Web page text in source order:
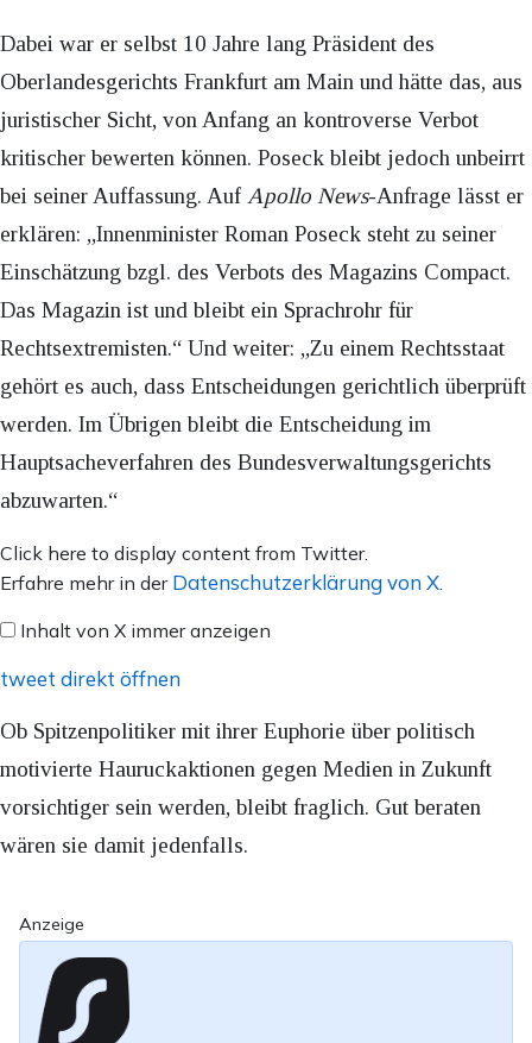
Dabei war er selbst 10 Jahre lang Präsident des
Oberlandesgerichts Frankfurt am Main und hätte das, aus
juristischer Sicht, von Anfang an kontroverse Verbot
kritischer bewerten können. Poseck bleibt jedoch unbeirrt
bei seiner Auffassung. Auf Apollo News-Anfrage lässt er
erklären: „Innenminister Roman Poseck steht zu seiner
Einschätzung bzgl. des Verbots des Magazins Compact.
Das Magazin ist und bleibt ein Sprachrohr für
Rechtsextremisten.“ Und weiter: „Zu einem Rechtsstaat
gehört es auch, dass Entscheidungen gerichtlich überprüft
werden. Im Übrigen bleibt die Entscheidung im
Hauptsacheverfahren des Bundesverwaltungsgerichts
abzuwarten.“
Inhalt
von
anzeigen
Click here to display content from Twitter.
Erfahre mehr in der Datenschutzerklärung von X
Inhalt von X immer anzeigen
tweet direkt öffnen
Ob Spitzenpolitiker mit ihrer Euphorie über politisch
motivierte Hauruckaktionen gegen Medien in Zukunft
vorsichtiger sein werden, bleibt fraglich. Gut beraten
wären sie damit jedenfalls.
Anzeige